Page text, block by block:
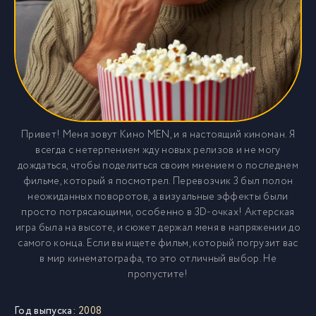
Привет! Меня зовут Кино MEN, и я настоящий киноман. Я
всегда с нетерпением жду новых релизов и не могу
дождаться, чтобы поделиться своим мнением о последнем
фильме, который я посмотрел. Перевозчик 3 был полон
неожиданных поворотов, а визуальные эффекты были
просто потрясающими, особенно в 3D-очках! Актерская
игра была на высоте, и сюжет держал меня в напряжении до
самого конца. Если вы ищете фильм, который погрузит вас
в мир кинематографа, то это отличный выбор. Не
пропустите!
Год выпуска: 2008